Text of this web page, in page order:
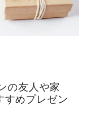
の友人や家
すめプレゼン